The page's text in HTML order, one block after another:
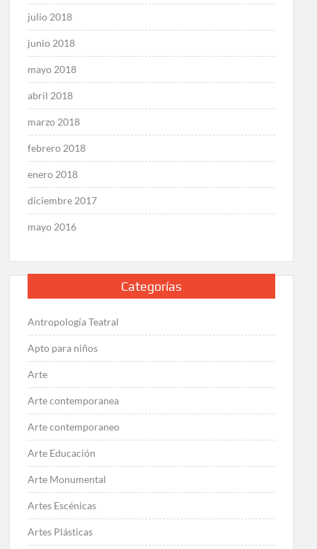
julio 2018
junio 2018
mayo 2018
abril 2018
marzo 2018
febrero 2018
enero 2018
diciembre 2017
mayo 2016
Categorías
Antropología Teatral
Apto para niños
Arte
Arte contemporanea
Arte contemporaneo
Arte Educación
Arte Monumental
Artes Escénicas
Artes Plásticas